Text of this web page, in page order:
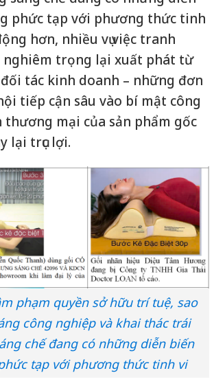
phức tạp với phương thức tinh
hơn, nhiều vụ việc tranh
nghiêm trọng lại xuất phát từ
tác kinh doanh – những đơn
tiếp cận sâu vào bí mật công
thương mại của sản phẩm gốc
lại trục lợi.
phạm quyền sở hữu trí tuệ, sao
công nghiệp và khai thác trái
chế đang có những diễn biến
tạp với phương thức tinh vi